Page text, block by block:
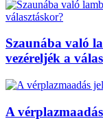
Szaunába való
vezéreljék a
A